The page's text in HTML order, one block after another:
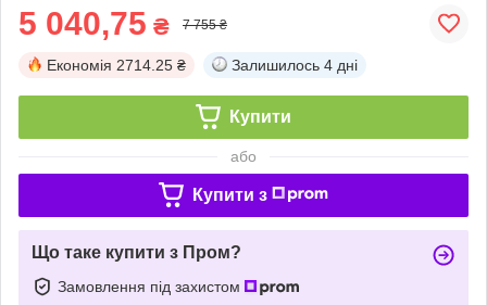
5 040,75 ₴ 7 755 ₴
Економія 2714.25 ₴ Залишилось 4 дні
Купити
або
Купити з
Що таке купити з Пром?
Замовлення під захистом